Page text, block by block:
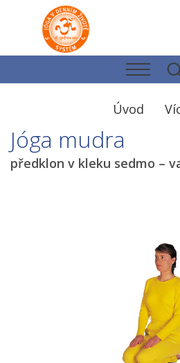
Úvod
Jóga mudra
předklon v kleku sedmo –